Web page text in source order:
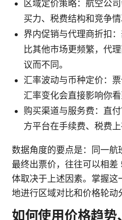
区域定价策略：航空公
买力、税费结构和竞争情
界内促销与代理商折扣
比其他市场更频繁，代
议而不同。
汇率波动与币种定价：票
汇率变化会直接影响你看
购买渠道与服务费：直
方平台在手续费、税费上
数据角度的要点是：同一航
最终出票价，往往可以相
体取决于上述因素。掌握这
地进行区域对比和价格轮动
如何使用价格趋势